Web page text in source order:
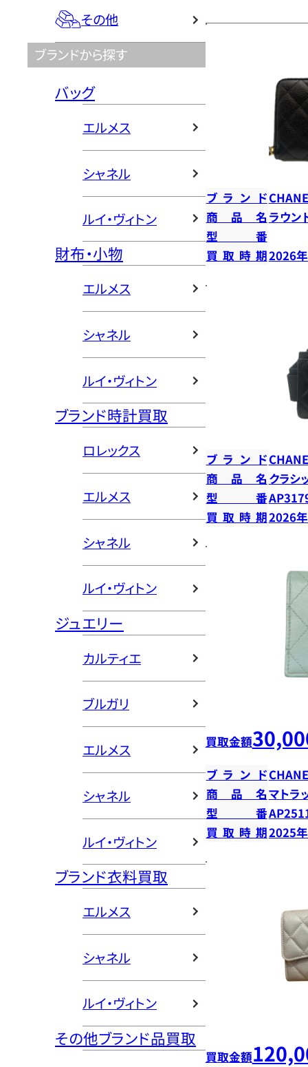
その他
ブランドから探す
バッグ
エルメス
シャネル
ルイ・ヴィトン
財布・小物
エルメス
シャネル
ルイ・ヴィトン
ブランド時計買取
ロレックス
エルメス
シャネル
ルイ・ヴィトン
ジュエリー
カルティエ
ブルガリ
エルメス
シャネル
ルイ・ヴィトン
ブランド衣料買取
エルメス
シャネル
ルイ・ヴィトン
その他ブランド品買取
ブランド
商品名 ラウン
型番
買取時期2026
ブランド
商品名 クラシ
型番
買取時期2026
買取金額
ブランド
商品名マトラ
型番
買取時期2025
買取金額